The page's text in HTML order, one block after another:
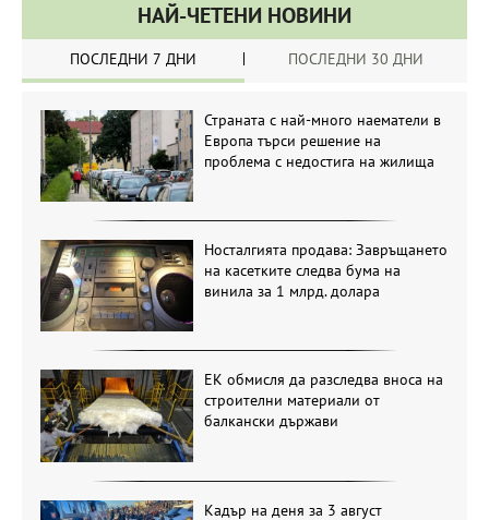
НАЙ-ЧЕТЕНИ НОВИНИ
ПОСЛЕДНИ 7 ДНИ ПОСЛЕДНИ 30 ДНИ
Страната с най-много наематели в
Европа търси решение на
проблема с недостига на жилища
Носталгията продава: Завръщането
на касетките следва бума на
винила за 1 млрд. долара
ЕК обмисля да разследва вноса на
строителни материали от
балкански държави
Кадър на деня за 3 август